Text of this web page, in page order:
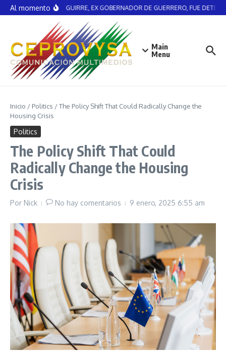
Saltar al contenido
Al momentoÁNGEL AGUIRRE, EX GOBERNADOR DE GUERRERO, FUE
Main
Menu
Inicio / Politics /The Policy Shift That Could Radically Change the
Housing Crisis
Politics
The Policy Shift That Could
Radically Change the Housing
Crisis
Por Nick No hay comentarios 9 enero, 2025 6:55 am